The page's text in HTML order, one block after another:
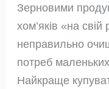
Зерновими
хом’яків «на
неправильно
потреб
Найкраще